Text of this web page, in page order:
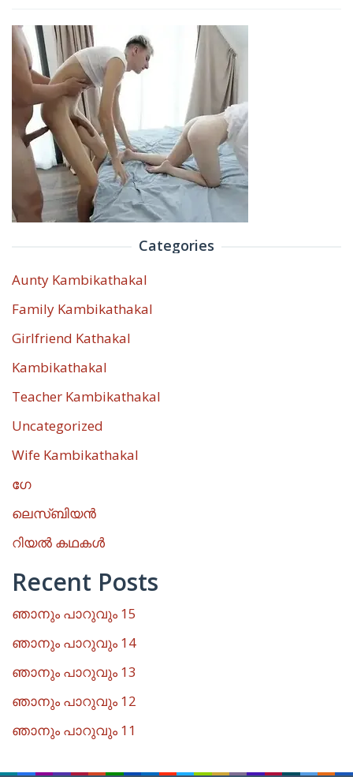
Categories
Aunty Kambikathakal
Family Kambikathakal
Girlfriend Kathakal
Kambikathakal
Teacher Kambikathakal
Uncategorized
Wife Kambikathakal
ഗേ
ലെസ്ബിയൻ
റിയൽ കഥകൾ
Recent Posts
ഞാനും പാറുവും 15
ഞാനും പാറുവും 14
ഞാനും പാറുവും 13
ഞാനും പാറുവും 12
ഞാനും പാറുവും 11